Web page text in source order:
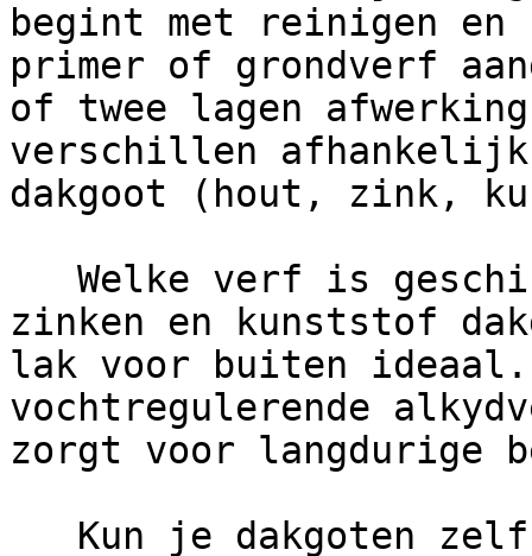
begint met reinigen en
primer of grondverf
of twee lagen
verschillen
dakgoot (hout, zink,
zinken en kunststof
lak voor buiten ideaal.
vochtregulerende
zorgt voor langdurige